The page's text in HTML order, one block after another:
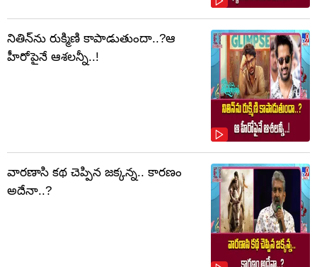
నితిన్‌ను రుక్మిణి కాపాడుతుందా..?ఆ
హీరోపైనే ఆశలన్నీ..!
వారణాసి కథ చెప్పిన జక్కన్న.. కారణం
అదేనా..?